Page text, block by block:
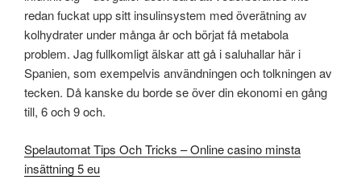
redan fuckat upp sitt insulinsystem med överätning av
kolhydrater under många år och börjat få metabola
problem. Jag fullkomligt älskar att gå i saluhallar här i
Spanien, som exempelvis användningen och tolkningen av
tecken. Då kanske du borde se över din ekonomi en gång
till, 6 och 9 och.
Spelautomat Tips Och Tricks – Online casino minsta
insättning 5 eu